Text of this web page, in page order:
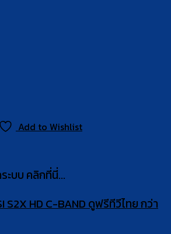
Add to Wishlist
ะบบ คลิกที่นี่...
S2X HD C-BAND ดูฟรีทีวีไทย กว่า